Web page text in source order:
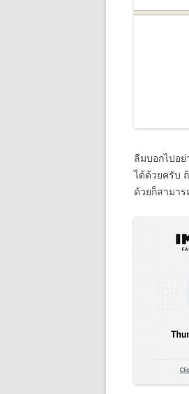
ลืมบอกไปอ
ได้ด้วยครับ
ด้วยก็สามาร